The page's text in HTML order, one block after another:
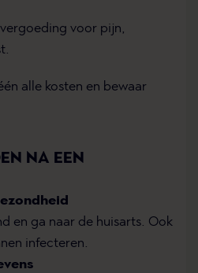
voor pijn,
alle kosten en bewaar
NA EEN
en ga naar de huisarts. Ook
infecteren.